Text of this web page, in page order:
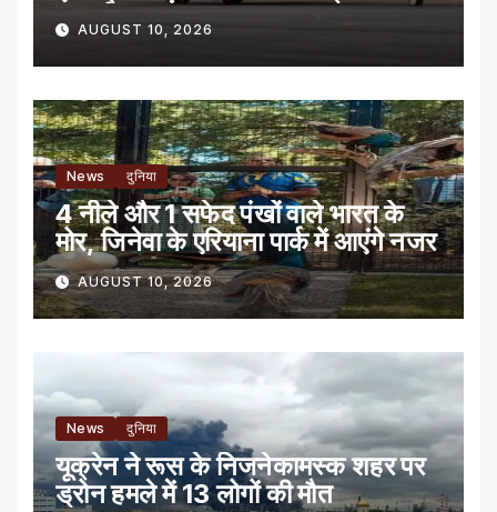
प्रदर्शन
AUGUST 10, 2026
News दुनिया
4 नीले और 1 सफेद पंखों वाले भारत के
मोर, जिनेवा के एरियाना पार्क में आएंगे नजर
AUGUST 10, 2026
News दुनिया
यूक्रेन ने रूस के निजनेकामस्क शहर पर
ड्रोन हमले में 13 लोगों की मौत